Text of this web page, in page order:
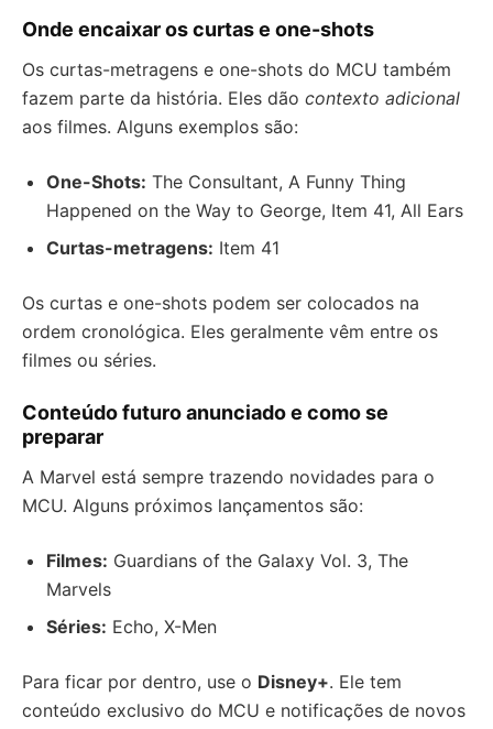
Onde encaixar os curtas e one-shots
Os curtas-metragens e one-shots do MCU também
fazem parte da história. Eles dão contexto adicional
aos filmes. Alguns exemplos são:
One-Shots: The Consultant, A Funny Thing
Happened on the Way to George, Item 41, All Ears
Curtas-metragens: Item 41
Os curtas e one-shots podem ser colocados na
ordem cronológica. Eles geralmente vêm entre os
filmes ou séries.
Conteúdo futuro anunciado e como se
preparar
A Marvel está sempre trazendo novidades para o
MCU. Alguns próximos lançamentos são:
Filmes: Guardians of the Galaxy Vol. 3, The
Marvels
Séries: Echo, X-Men
Para ficar por dentro, use o Disney+. Ele tem
conteúdo exclusivo do MCU e notificações de novos